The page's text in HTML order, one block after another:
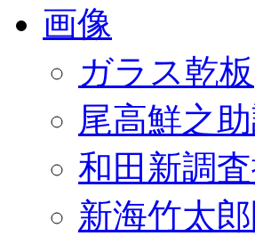
画像
ガラス乾板
尾高鮮之
和田新調
新海竹太